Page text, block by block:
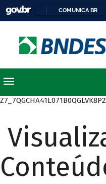
COMUNICA BR